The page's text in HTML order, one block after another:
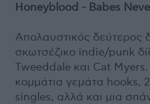
Honeyblood - Babes
Απολαυστικός δεύτερος
σκωτσέζικο indie/punk
Tweeddale και Cat Myers.
κομμάτια γεμάτα hooks,
singles, αλλά και μια